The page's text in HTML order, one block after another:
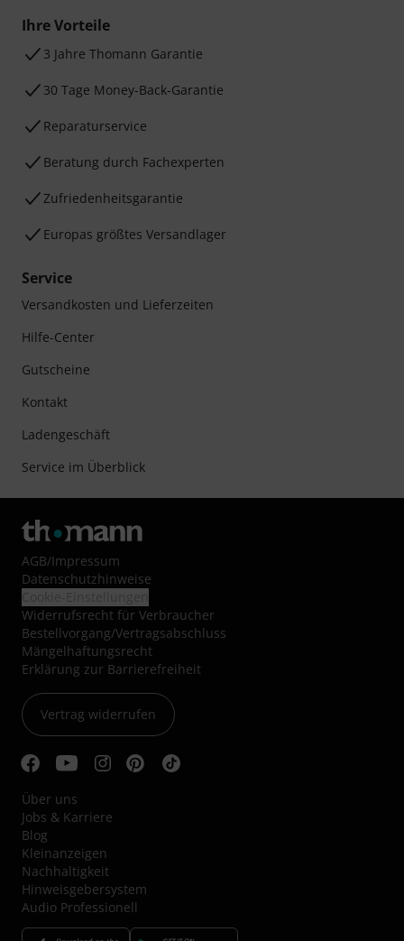
Ihre Vorteile
3 Jahre Thomann Garantie
30 Tage Money-Back-Garantie
Reparaturservice
Beratung durch Fachexperten
Zufriedenheitsgarantie
Europas größtes Versandlager
Service
Versandkosten und Lieferzeiten
Hilfe-Center
Gutscheine
Kontakt
Ladengeschäft
Service im Überblick
AGB/Impressum
Datenschutzhinweise
Widerrufsrecht für Verbraucher
Bestellvorgang/Vertragsabschluss
Mängelhaftungsrecht
Erklärung zur Barrierefreiheit
Vertrag widerrufen
Über uns
Jobs & Karriere
Blog
Kleinanzeigen
Nachhaltigkeit
Hinweisgebersystem
Audio Professionell